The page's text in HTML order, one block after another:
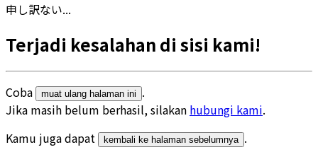
申し訳ない...
Terjadi kesalahan di sisi kami!
Coba muat ulang halaman ini
.
Jika masih belum berhasil, silakan hubungi kami.
Kamu juga dapat
kembali ke halaman sebelumnya .